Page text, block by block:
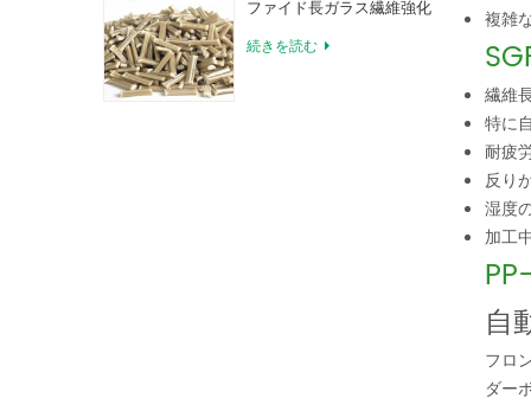
ファイド長ガラス繊維強化
コンパウンド
続きを読む
複雑
繊維
特に
耐疲
反り
湿度
加工
自
フロ
ダー